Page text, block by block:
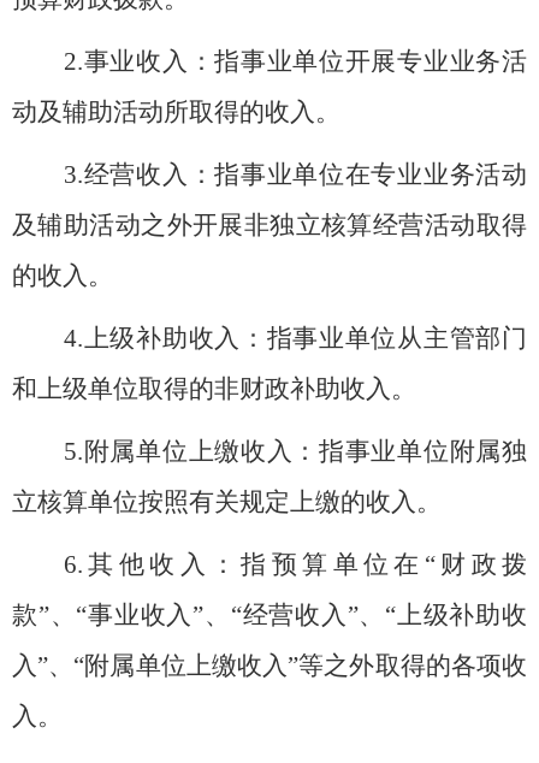
2.事业收入：指事业单位开展专业业务活
动及辅助活动所取得的收入。
3.经营收入：指事业单位在专业业务活动
及辅助活动之外开展非独立核算经营活动取得
的收入。
4.上级补助收入：指事业单位从主管部门
和上级单位取得的非财政补助收入。
5.附属单位上缴收入：指事业单位附属独
立核算单位按照有关规定上缴的收入。
6. 其他收入：指预算单位在“财政拨
款”、“事业收入”、“经营收入”、“上级补助收
入”、“附属单位上缴收入”等之外取得的各项收
入。